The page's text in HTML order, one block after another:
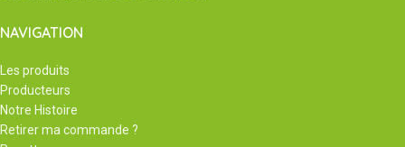
NAVIGATION
Les produits
Producteurs
Notre Histoire
Retirer ma commande ?